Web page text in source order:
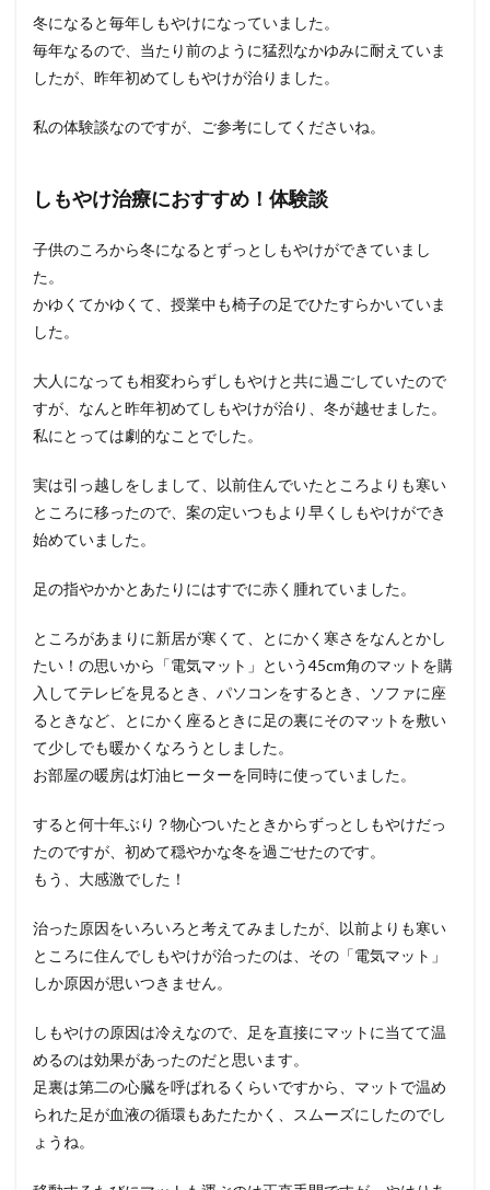
冬になると毎年しもやけになっていました。
毎年なるので、当たり前のように猛烈なかゆみに耐えていま
したが、昨年初めてしもやけが治りました。
私の体験談なのですが、ご参考にしてくださいね。
しもやけ治療におすすめ！体験談
子供のころから冬になるとずっとしもやけができていまし
た。
かゆくてかゆくて、授業中も椅子の足でひたすらかいていま
した。
大人になっても相変わらずしもやけと共に過ごしていたので
すが、なんと昨年初めてしもやけが治り、冬が越せました。
私にとっては劇的なことでした。
実は引っ越しをしまして、以前住んでいたところよりも寒い
ところに移ったので、案の定いつもより早くしもやけができ
始めていました。
足の指やかかとあたりにはすでに赤く腫れていました。
ところがあまりに新居が寒くて、とにかく寒さをなんとかし
たい！の思いから「電気マット」という45cm角のマットを購
入してテレビを見るとき、パソコンをするとき、ソファに座
るときなど、とにかく座るときに足の裏にそのマットを敷い
て少しでも暖かくなろうとしました。
お部屋の暖房は灯油ヒーターを同時に使っていました。
すると何十年ぶり？物心ついたときからずっとしもやけだっ
たのですが、初めて穏やかな冬を過ごせたのです。
もう、大感激でした！
治った原因をいろいろと考えてみましたが、以前よりも寒い
ところに住んでしもやけが治ったのは、その「電気マット」
しか原因が思いつきません。
しもやけの原因は冷えなので、足を直接にマットに当てて温
めるのは効果があったのだと思います。
足裏は第二の心臓を呼ばれるくらいですから、マットで温め
られた足が血液の循環もあたたかく、スムーズにしたのでし
ょうね。